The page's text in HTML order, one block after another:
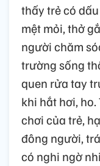
thấy trẻ có
mệt mỏi, thở
người chăm
trường sống
quen rửa tay
khi hắt hơi,
chơi của trẻ,
đông người,
có nghi ngờ